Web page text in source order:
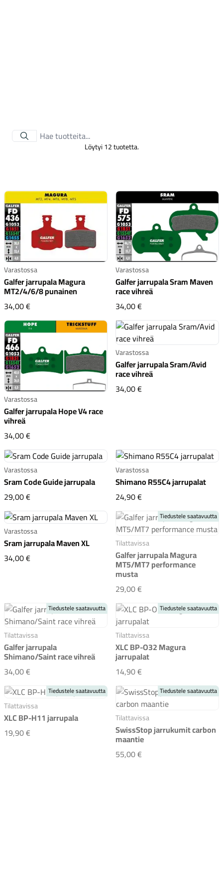
Renkaat
Komponentit
Katso koko valikoima
Löytyi 12 tuotetta.
Varastossa
Galfer jarrupala Magura
MT2/4/6/8 punainen
34,00 €Galfer jarrupala Magura MT2/4/6/8 punainen
Varastossa
Galfer jarrupala Sram Maven
race vihreä
34,00 €Galfer jarrupala Sram
Varastossa
Galfer jarrupala Hope V4 race
vihreä
34,00 €Galfer jarrupala Hope V4 race vihreä
Varastossa
Galfer jarrupala Sram/Avid
race vihreä
34,00 €Galfer jarrupala Sram/
Varastossa
Sram Code Guide jarrupala
29,00 €Sram Code Guide jarrupala
Varastossa
Shimano R55C4 jarrupalat
24,90 €Shimano R55C4
Varastossa
Sram jarrupala Maven XL
34,00 €Sram jarrupala Maven XL
Tilattavissa
Galfer jarrupala Magura
MT5/MT7 performance
musta
29,00 €Galfer jarrupala
Tiedustele saatavuutta
Tilattavissa
Galfer jarrupala
Shimano/Saint race vihreä
34,00 €Galfer jarrupala Shimano/Saint race vihreä
Tiedustele saatavuutta
Tilattavissa
XLC BP-O32 Magura
jarrupalat
14,90 €XLC BP-O32 Magura
Tiedustele saatavuutta
Tilattavissa
XLC BP-H11 jarrupala
19,90 €XLC BP-H11 jarrupala
Tiedustele saatavuutta
Tilattavissa
SwissStop jarrukumit carbon
maantie
55,00 €SwissStop jarrukumit
Tiedustele saatavuutta